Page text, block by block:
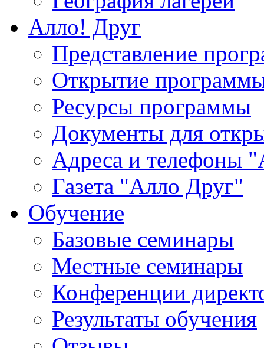
Алло! Друг
Представление
Открытие
Ресурсы программы
Документы для
Адреса и телефоны
Газета "Алло Друг"
Обучение
Базовые семинары
Местные семинары
Конференции
Результаты обучения